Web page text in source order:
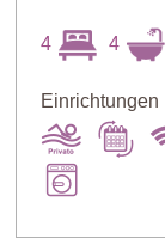
4 4
Einrichtungen